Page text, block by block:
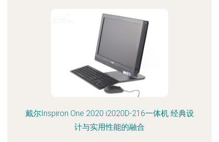
戴尔Inspiron One 2020 i2020D-216一体机 经典设
计与实用性能的融合